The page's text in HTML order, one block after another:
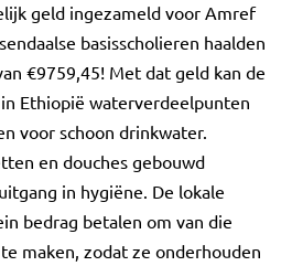
geld ingezameld voor Amref
basisscholieren haalden
€9759,45! Met dat geld kan de
Ethiopië waterverdeelpunten
voor schoon drinkwater.
en douches gebouwd
in hygiëne. De lokale
bedrag betalen om van die
maken, zodat ze onderhouden